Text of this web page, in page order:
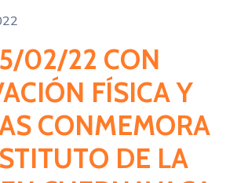
02/22 CON
FÍSICA Y
CONMEMORA
DE LA